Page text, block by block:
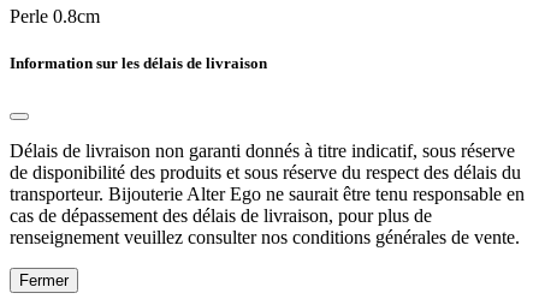
Perle 0.8cm
Information sur les délais de livraison
Délais de livraison non garanti donnés à titre indicatif, sous réserve
de disponibilité des produits et sous réserve du respect des délais du
transporteur. Bijouterie Alter Ego ne saurait être tenu responsable en
cas de dépassement des délais de livraison, pour plus de
renseignement veuillez consulter nos conditions générales de vente.
Fermer